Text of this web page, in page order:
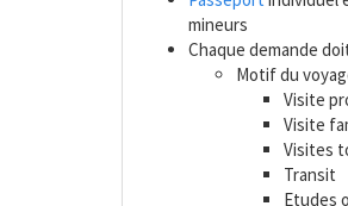
mineurs
Chaque demande
Motif du
Visite
Visite
Visites
Transit
Etudes